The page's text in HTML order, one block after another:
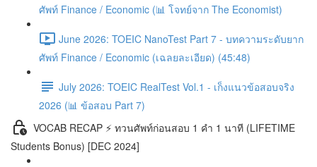
ศัพท์ Finance / Economic (📊 โจทย์จาก The Economist)
June 2026: TOEIC NanoTest Part 7 - บทความระดับยาก
ศัพท์ Finance / Economic (เฉลยละเอียด) (45:48)
July 2026: TOEIC RealTest Vol.1 - เก็งแนวข้อสอบจริง
2026 (📊 ข้อสอบ Part 7)
VOCAB RECAP ⚡️ ทวนศัพท์ก่อนสอบ 1 คำ 1 นาที (LIFETIME
Students Bonus) [DEC 2024]